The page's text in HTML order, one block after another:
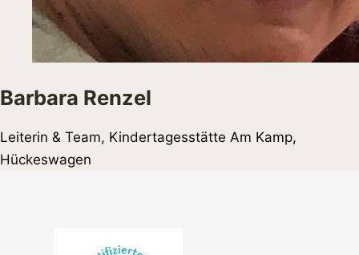
Barbara Renzel
Leiterin & Team, Kindertagesstätte Am Kamp,
Hückeswagen